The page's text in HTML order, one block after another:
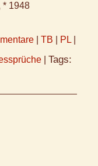
* 1948
TB PL
Tags: